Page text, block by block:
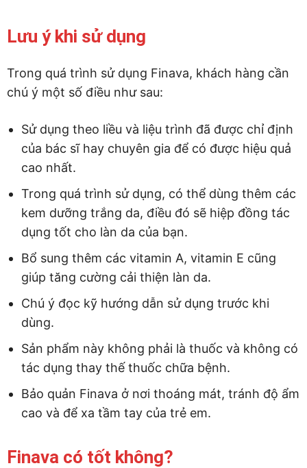
Lưu ý khi sử dụng
Trong quá trình sử dụng Finava, khách hàng cần
chú ý một số điều như sau:
Sử dụng theo liều và liệu trình đã được chỉ định
của bác sĩ hay chuyên gia để có được hiệu quả
cao nhất.
Trong quá trình sử dụng, có thể dùng thêm các
kem dưỡng trắng da, điều đó sẽ hiệp đồng tác
dụng tốt cho làn da của bạn.
Bổ sung thêm các vitamin A, vitamin E cũng
giúp tăng cường cải thiện làn da.
Chú ý đọc kỹ hướng dẫn sử dụng trước khi
dùng.
Sản phẩm này không phải là thuốc và không có
tác dụng thay thế thuốc chữa bệnh.
Bảo quản Finava ở nơi thoáng mát, tránh độ ẩm
cao và để xa tầm tay của trẻ em.
Finava có tốt không?